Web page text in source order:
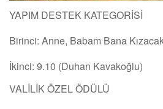
YAPIM DESTEK KATEGORİSİ
Birinci: Anne, Babam Bana
İkinci: 9.10 (Duhan Kavakoğlu)
VALİLİK ÖZEL ÖDÜLÜ